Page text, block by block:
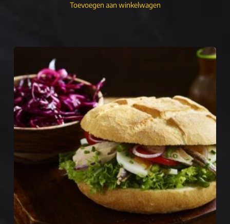
Toevoegen aan winkelwagen